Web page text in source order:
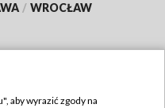
/ WROCŁAW
aby wyrazić zgody na